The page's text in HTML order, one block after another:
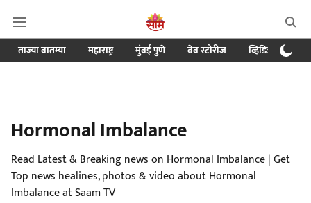
ताज्या बातम्या महाराष्ट्र मुंबई पुणे वेब स्टोरीज व्हिडिओ
Hormonal Imbalance
Read Latest & Breaking news on Hormonal Imbalance | Get
Top news healines, photos & video about Hormonal
Imbalance at Saam TV